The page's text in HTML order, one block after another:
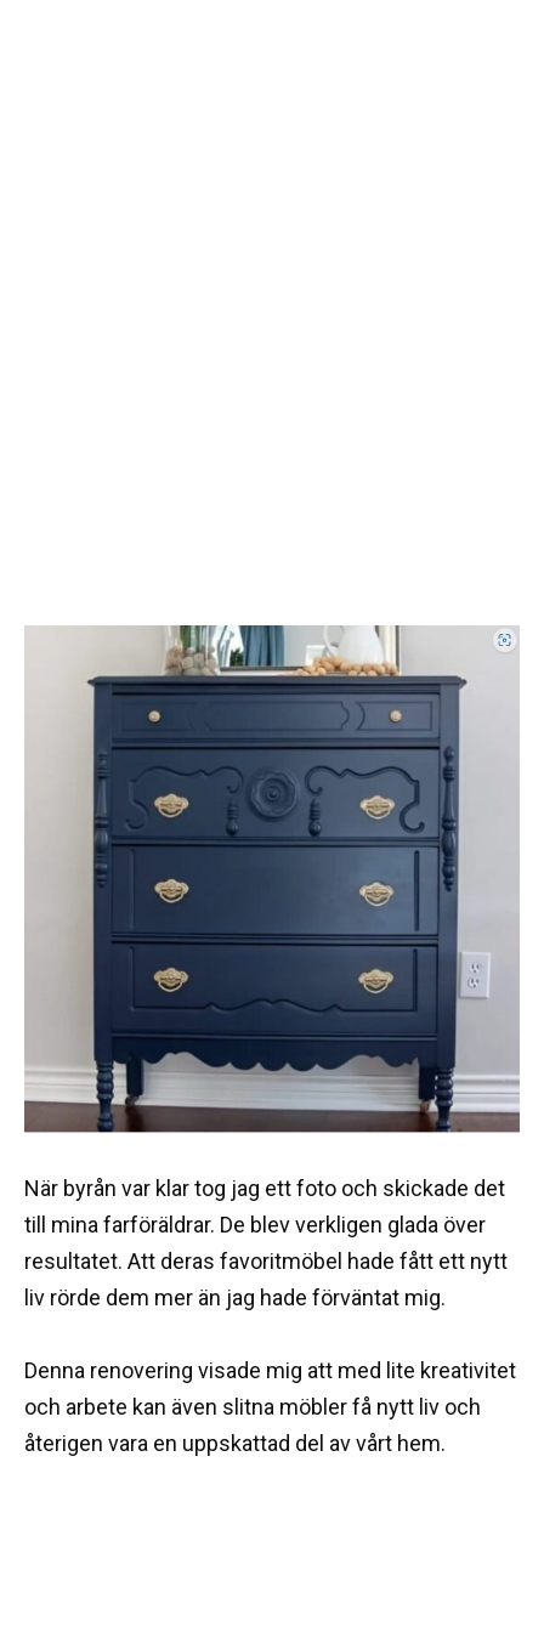
När byrån var klar tog jag ett foto och skickade det
till mina farföräldrar. De blev verkligen glada över
resultatet. Att deras favoritmöbel hade fått ett nytt
liv rörde dem mer än jag hade förväntat mig.
Denna renovering visade mig att med lite kreativitet
och arbete kan även slitna möbler få nytt liv och
återigen vara en uppskattad del av vårt hem.